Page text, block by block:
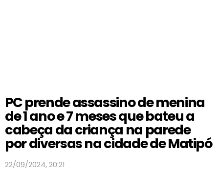
PC prende assassino de menina
de 1 ano e 7 meses que bateu a
cabeça da criança na parede
por diversas na cidade de Matipó
22/09/2024, 20:21